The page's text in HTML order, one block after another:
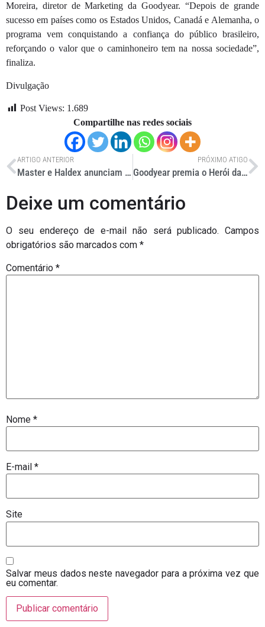
Moreira, diretor de Marketing da Goodyear. “Depois de grande
sucesso em países como os Estados Unidos, Canadá e Alemanha, o
programa vem conquistando a confiança do público brasileiro,
reforçando o valor que o caminhoneiro tem na nossa sociedade”,
finaliza.
Divulgação
Post Views: 1.689
Compartilhe nas redes sociais
ARTIGO ANTERIOR
Master e Haldex anunciam parceria
PRÓXIMO ATIGO
Goodyear premia o Herói das Estradas com um caminhão zero quilômetro
Deixe um comentário
O seu endereço de e-mail não será publicado. Campos
obrigatórios são marcados com *
Comentário *
Nome *
E-mail *
Site
Salvar meus dados neste navegador para a próxima vez que
eu comentar.